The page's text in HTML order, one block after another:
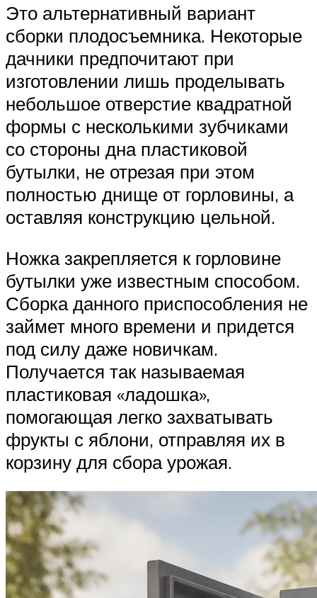
Это альтернативный вариант
сборки плодосъемника. Некоторые
дачники предпочитают при
изготовлении лишь проделывать
небольшое отверстие квадратной
формы с несколькими зубчиками
со стороны дна пластиковой
бутылки, не отрезая при этом
полностью днище от горловины, а
оставляя конструкцию цельной.
Ножка закрепляется к горловине
бутылки уже известным способом.
Сборка данного приспособления не
займет много времени и придется
под силу даже новичкам.
Получается так называемая
пластиковая «ладошка»,
помогающая легко захватывать
фрукты с яблони, отправляя их в
корзину для сбора урожая.